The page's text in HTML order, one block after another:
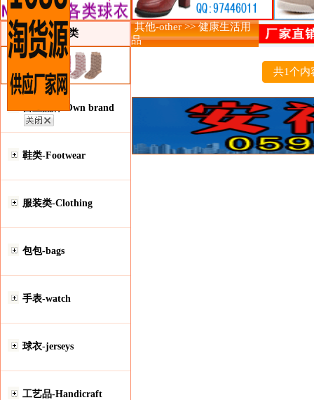
类目详细分类
自主品牌-Own brand
鞋类-Footwear
服装类-Clothing
包包-bags
手表-watch
球衣-jerseys
工艺品-Handicraft
其他-other >> 健康生活用
品
共1个内